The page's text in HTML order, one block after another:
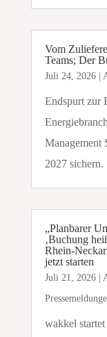
Vom
Teams; Der
Juli 24, 2026|
Endspurt zur
Management
2027 sichern.
„Planbarer
‚Buchung
Rhein-
jetzt starten
Juli 21, 2026|
wakkel